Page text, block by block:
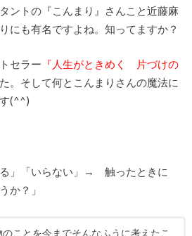
ントの『こんまり』さんこと近藤麻
にも有名ですよね。知ってますか？
セラー 『人生がときめく 片づけの
。そして何とこんまりさんの魔法に
(^^)
る」「いらない」→ 触ったときに
か？」
のことを今までそんなふうに考えたこ